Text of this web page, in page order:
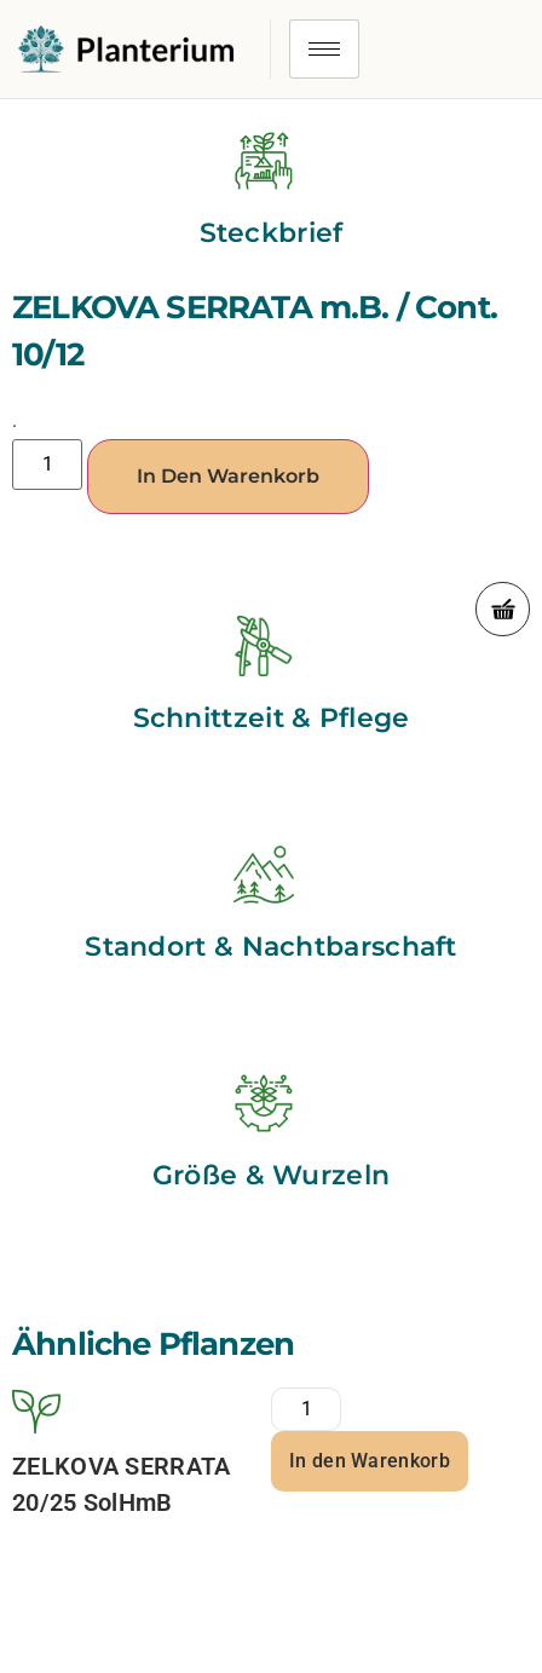
Steckbrief
ZELKOVA SERRATA m.B. / Cont.
10/12
.
In Den Warenkorb
Schnittzeit & Pflege
Standort & Nachtbarschaft
Größe & Wurzeln
Ähnliche Pflanzen
ZELKOVA SERRATA
20/25 SolHmB
In den Warenkorb